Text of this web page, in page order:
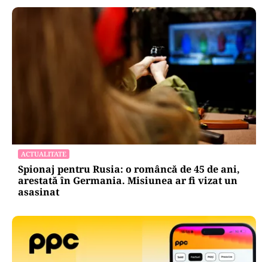
ACTUALITATE
Spionaj pentru Rusia: o româncă de 45 de ani,
arestată în Germania. Misiunea ar fi vizat un
asasinat